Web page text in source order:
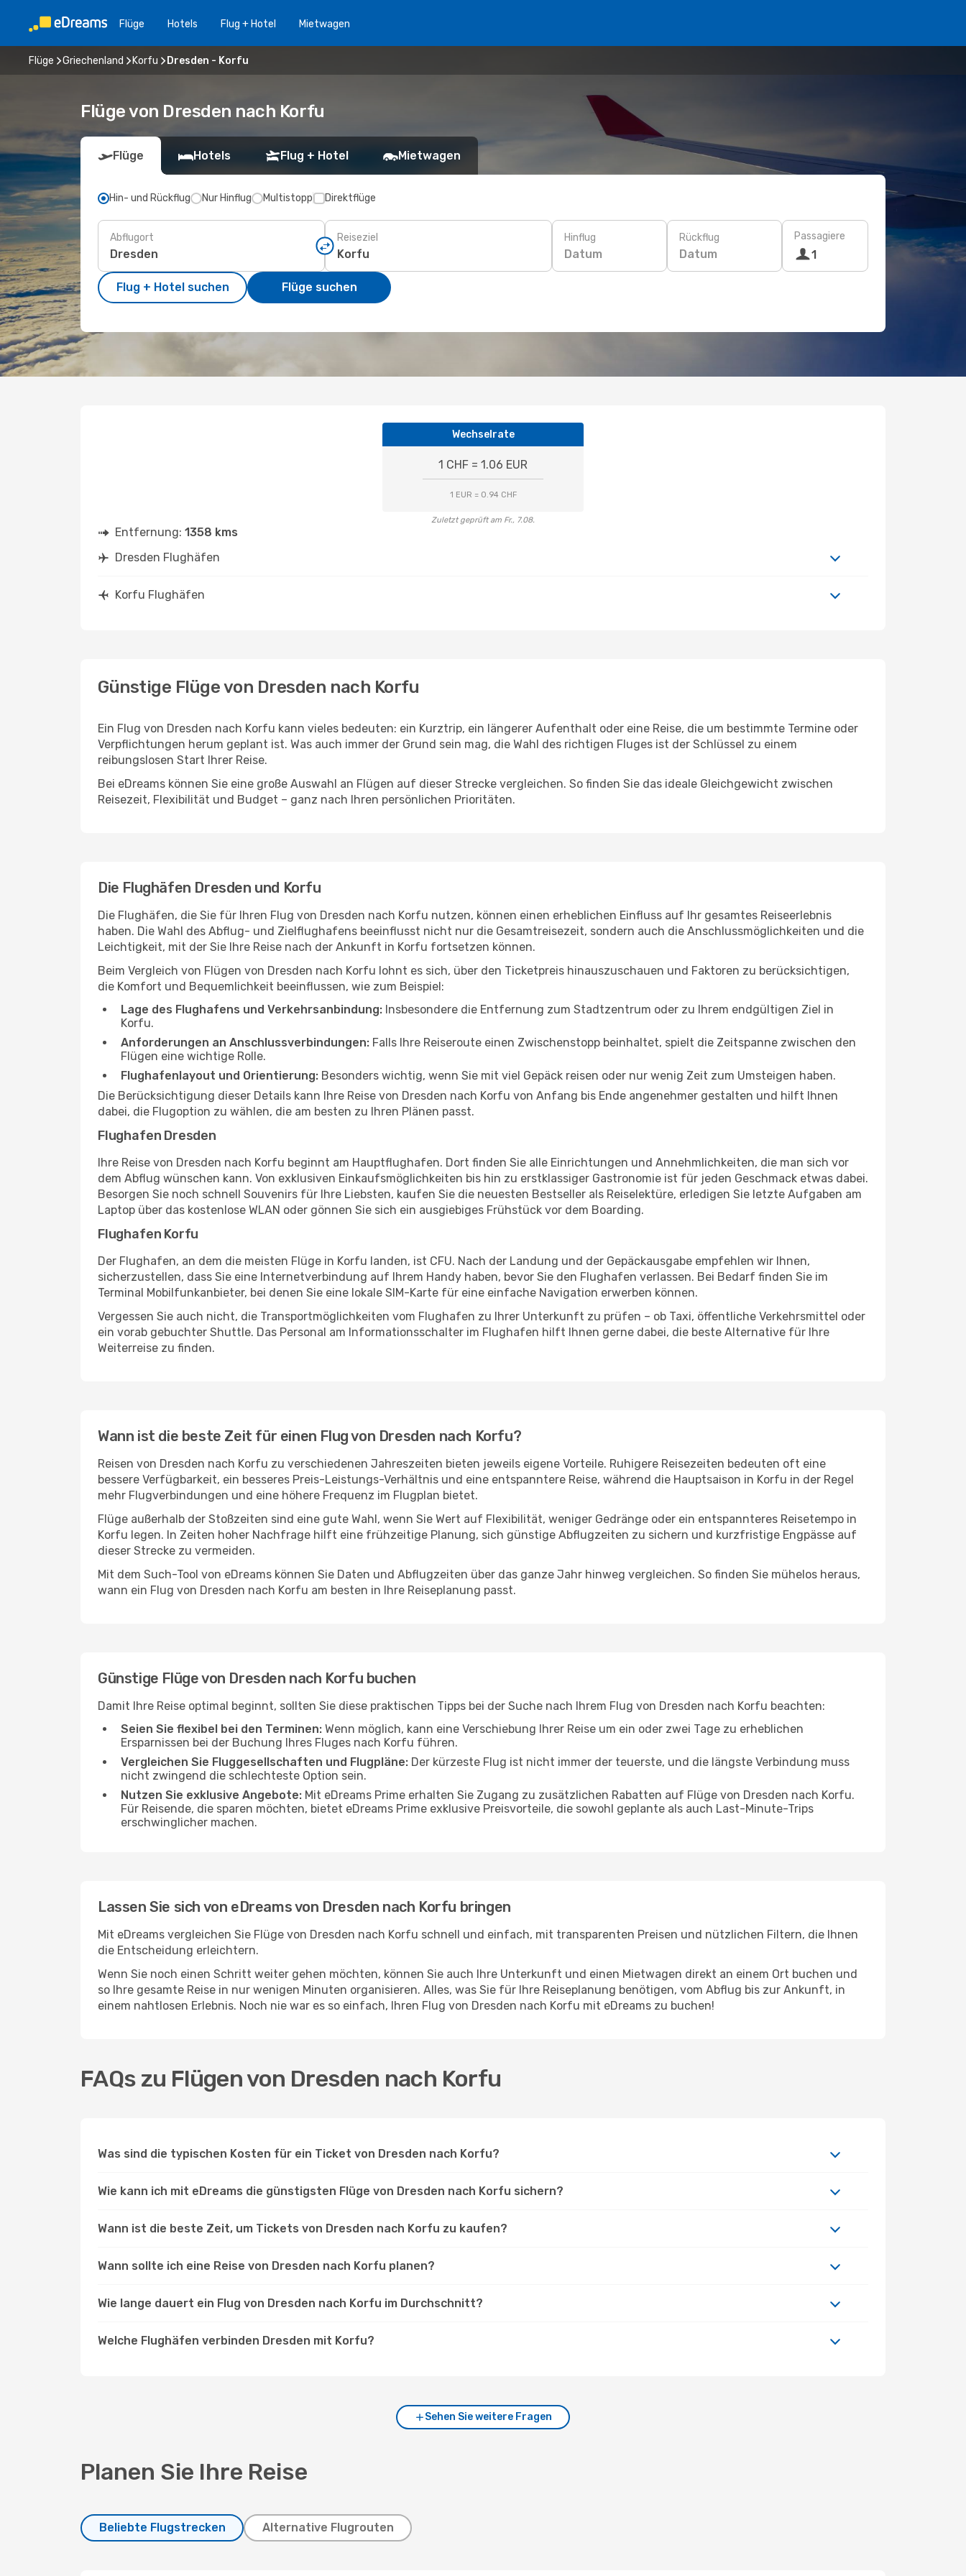
Flüge Hotels Flug + Hotel Mietwagen
Flüge Griechenland Korfu Dresden - Korfu
Flüge von Dresden nach Korfu
Flüge Hotels Flug + Hotel Mietwagen
Hin- und Rückflug Nur Hinflug Multistopp Direktflüge
Abflugort Reiseziel Hinflug
Datum
Rückflug
Datum
Passagiere
1
Flug + Hotel suchen Flüge suchen
Wechselrate
1 CHF = 1.06 EUR
1 EUR = 0.94 CHF
Zuletzt geprüft am Fr., 7.08.
Entfernung: 1358 kms
Dresden Flughäfen
Korfu Flughäfen
Günstige Flüge von Dresden nach Korfu
Ein Flug von Dresden nach Korfu kann vieles bedeuten: ein Kurztrip, ein längerer Aufenthalt oder eine Reise, die um bestimmte Termine oder
Verpflichtungen herum geplant ist. Was auch immer der Grund sein mag, die Wahl des richtigen Fluges ist der Schlüssel zu einem
reibungslosen Start Ihrer Reise.
Bei eDreams können Sie eine große Auswahl an Flügen auf dieser Strecke vergleichen. So finden Sie das ideale Gleichgewicht zwischen
Reisezeit, Flexibilität und Budget – ganz nach Ihren persönlichen Prioritäten.
Die Flughäfen Dresden und Korfu
Die Flughäfen, die Sie für Ihren Flug von Dresden nach Korfu nutzen, können einen erheblichen Einfluss auf Ihr gesamtes Reiseerlebnis
haben. Die Wahl des Abflug- und Zielflughafens beeinflusst nicht nur die Gesamtreisezeit, sondern auch die Anschlussmöglichkeiten und die
Leichtigkeit, mit der Sie Ihre Reise nach der Ankunft in Korfu fortsetzen können.
Beim Vergleich von Flügen von Dresden nach Korfu lohnt es sich, über den Ticketpreis hinauszuschauen und Faktoren zu berücksichtigen,
die Komfort und Bequemlichkeit beeinflussen, wie zum Beispiel:
Lage des Flughafens und Verkehrsanbindung: Insbesondere die Entfernung zum Stadtzentrum oder zu Ihrem endgültigen Ziel in
Korfu.
Anforderungen an Anschlussverbindungen: Falls Ihre Reiseroute einen Zwischenstopp beinhaltet, spielt die Zeitspanne zwischen den
Flügen eine wichtige Rolle.
Flughafenlayout und Orientierung: Besonders wichtig, wenn Sie mit viel Gepäck reisen oder nur wenig Zeit zum Umsteigen haben.
Die Berücksichtigung dieser Details kann Ihre Reise von Dresden nach Korfu von Anfang bis Ende angenehmer gestalten und hilft Ihnen
dabei, die Flugoption zu wählen, die am besten zu Ihren Plänen passt.
Flughafen Dresden
Ihre Reise von Dresden nach Korfu beginnt am Hauptflughafen. Dort finden Sie alle Einrichtungen und Annehmlichkeiten, die man sich vor
dem Abflug wünschen kann. Von exklusiven Einkaufsmöglichkeiten bis hin zu erstklassiger Gastronomie ist für jeden Geschmack etwas dabei.
Besorgen Sie noch schnell Souvenirs für Ihre Liebsten, kaufen Sie die neuesten Bestseller als Reiselektüre, erledigen Sie letzte Aufgaben am
Laptop über das kostenlose WLAN oder gönnen Sie sich ein ausgiebiges Frühstück vor dem Boarding.
Flughafen Korfu
Der Flughafen, an dem die meisten Flüge in Korfu landen, ist CFU. Nach der Landung und der Gepäckausgabe empfehlen wir Ihnen,
sicherzustellen, dass Sie eine Internetverbindung auf Ihrem Handy haben, bevor Sie den Flughafen verlassen. Bei Bedarf finden Sie im
Terminal Mobilfunkanbieter, bei denen Sie eine lokale SIM-Karte für eine einfache Navigation erwerben können.
Vergessen Sie auch nicht, die Transportmöglichkeiten vom Flughafen zu Ihrer Unterkunft zu prüfen – ob Taxi, öffentliche Verkehrsmittel oder
ein vorab gebuchter Shuttle. Das Personal am Informationsschalter im Flughafen hilft Ihnen gerne dabei, die beste Alternative für Ihre
Weiterreise zu finden.
Wann ist die beste Zeit für einen Flug von Dresden nach Korfu?
Reisen von Dresden nach Korfu zu verschiedenen Jahreszeiten bieten jeweils eigene Vorteile. Ruhigere Reisezeiten bedeuten oft eine
bessere Verfügbarkeit, ein besseres Preis-Leistungs-Verhältnis und eine entspanntere Reise, während die Hauptsaison in Korfu in der Regel
mehr Flugverbindungen und eine höhere Frequenz im Flugplan bietet.
Flüge außerhalb der Stoßzeiten sind eine gute Wahl, wenn Sie Wert auf Flexibilität, weniger Gedränge oder ein entspannteres Reisetempo in
Korfu legen. In Zeiten hoher Nachfrage hilft eine frühzeitige Planung, sich günstige Abflugzeiten zu sichern und kurzfristige Engpässe auf
dieser Strecke zu vermeiden.
Mit dem Such-Tool von eDreams können Sie Daten und Abflugzeiten über das ganze Jahr hinweg vergleichen. So finden Sie mühelos heraus,
wann ein Flug von Dresden nach Korfu am besten in Ihre Reiseplanung passt.
Günstige Flüge von Dresden nach Korfu buchen
Damit Ihre Reise optimal beginnt, sollten Sie diese praktischen Tipps bei der Suche nach Ihrem Flug von Dresden nach Korfu beachten:
Seien Sie flexibel bei den Terminen: Wenn möglich, kann eine Verschiebung Ihrer Reise um ein oder zwei Tage zu erheblichen
Ersparnissen bei der Buchung Ihres Fluges nach Korfu führen.
Vergleichen Sie Fluggesellschaften und Flugpläne: Der kürzeste Flug ist nicht immer der teuerste, und die längste Verbindung muss
nicht zwingend die schlechteste Option sein.
Nutzen Sie exklusive Angebote: Mit eDreams Prime erhalten Sie Zugang zu zusätzlichen Rabatten auf Flüge von Dresden nach Korfu.
Für Reisende, die sparen möchten, bietet eDreams Prime exklusive Preisvorteile, die sowohl geplante als auch Last-Minute-Trips
erschwinglicher machen.
Lassen Sie sich von eDreams von Dresden nach Korfu bringen
Mit eDreams vergleichen Sie Flüge von Dresden nach Korfu schnell und einfach, mit transparenten Preisen und nützlichen Filtern, die Ihnen
die Entscheidung erleichtern.
Wenn Sie noch einen Schritt weiter gehen möchten, können Sie auch Ihre Unterkunft und einen Mietwagen direkt an einem Ort buchen und
so Ihre gesamte Reise in nur wenigen Minuten organisieren. Alles, was Sie für Ihre Reiseplanung benötigen, vom Abflug bis zur Ankunft, in
einem nahtlosen Erlebnis. Noch nie war es so einfach, Ihren Flug von Dresden nach Korfu mit eDreams zu buchen!
FAQs zu Flügen von Dresden nach Korfu
Was sind die typischen Kosten für ein Ticket von Dresden nach Korfu?
Wie kann ich mit eDreams die günstigsten Flüge von Dresden nach Korfu sichern?
Wann ist die beste Zeit, um Tickets von Dresden nach Korfu zu kaufen?
Wann sollte ich eine Reise von Dresden nach Korfu planen?
Wie lange dauert ein Flug von Dresden nach Korfu im Durchschnitt?
Welche Flughäfen verbinden Dresden mit Korfu?
Sehen Sie weitere Fragen
Planen Sie Ihre Reise
Beliebte Flugstrecken Alternative Flugrouten